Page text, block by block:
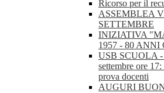
Ricorso per il
ASSEMBLEA
SETTEMBRE
INIZIATIVA
1957 - 80
USB SCUOLA -
settembre ore
prova docenti
AUGURI